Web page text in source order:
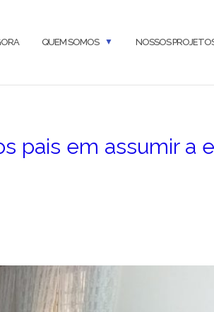
QUEM SOMOS NOSSOS
pais em assumir a